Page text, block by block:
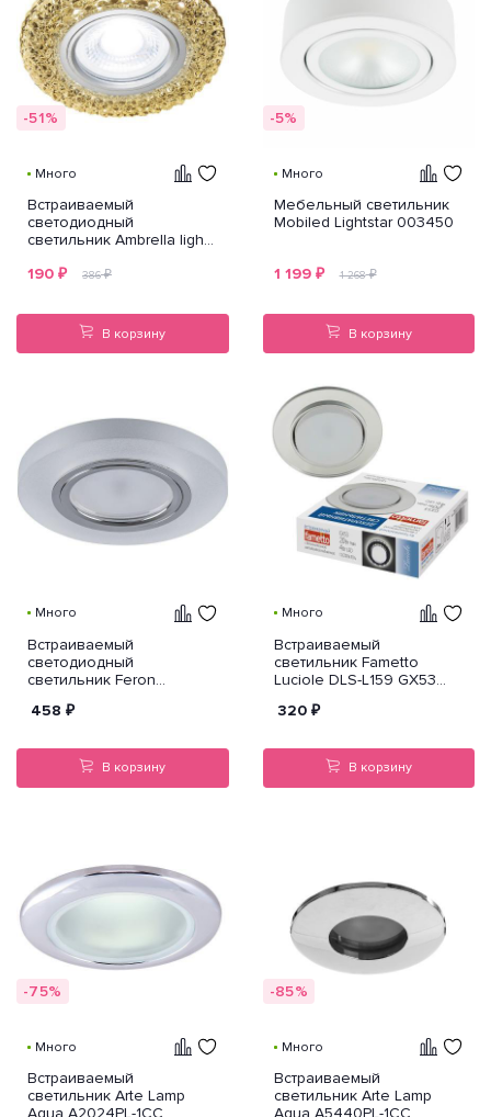
-51%
Много
Встраиваемый
светодиодный
светильник Ambrella light
190 ₽ 386₽
В корзину
-5%
Много
Мебельный светильник
Mobiled Lightstar 003450
1 199₽ 1 268₽
В корзину
Много
Встраиваемый
светодиодный
светильник Feron
458 ₽
В корзину
Много
Встраиваемый
светильник Fametto
Luciole DLS-L159 GX53
320₽
В корзину
-75%
Много
Встраиваемый
светильник Arte Lamp
Aqua A2024PL-1CC
-85%
Много
Встраиваемый
светильник Arte Lamp
Aqua A5440PL-1CC